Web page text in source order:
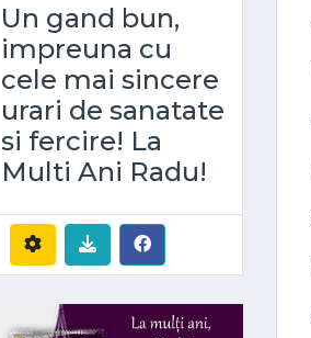
Un gand bun,
impreuna cu
cele mai sincere
urari de sanatate
si fercire! La
Multi Ani Radu!